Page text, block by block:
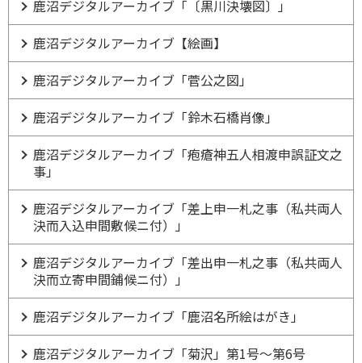
鹿沼デジタルアーカイブ「〔黒川決壊図〕」
鹿沼デジタルアーカイブ【絵画】
鹿沼デジタルアーカイブ「菅公之図」
鹿沼デジタルアーカイブ「鈴木石橋肖像」
鹿沼デジタルアーカイブ「疱瘡神五人相渡申誤証文之
事」
鹿沼デジタルアーカイブ「差上申一札之事（私共両人
決而入込申間敷候ニ付）」
鹿沼デジタルアーカイブ「差出申一札之事（私共両人
決而立寄申間鋪候ニ付）」
鹿沼デジタルアーカイブ「鹿沼名所絵はがき」
鹿沼デジタルアーカイブ「菊沢」第1号～第6号